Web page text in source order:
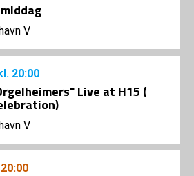
V
20:00
Live at H15 (
V